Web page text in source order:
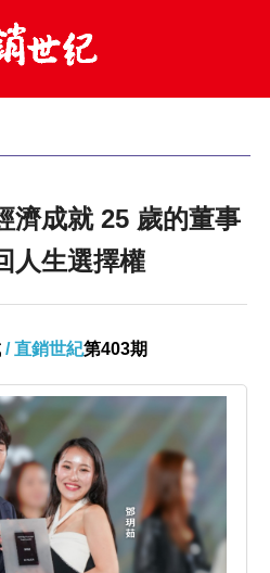
濟成就 25 歲的董事
人生選擇權
/ 直銷世紀第403期